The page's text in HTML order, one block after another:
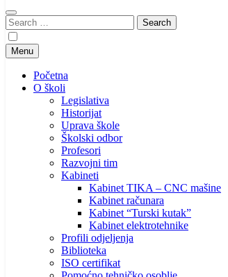
Search
for:
Menu
Početna
O školi
Legislativa
Historijat
Uprava škole
Školski odbor
Profesori
Razvojni tim
Kabineti
Kabinet TIKA – CNC mašine
Kabinet računara
Kabinet “Turski kutak”
Kabinet elektrotehnike
Profili odjeljenja
Biblioteka
ISO certifikat